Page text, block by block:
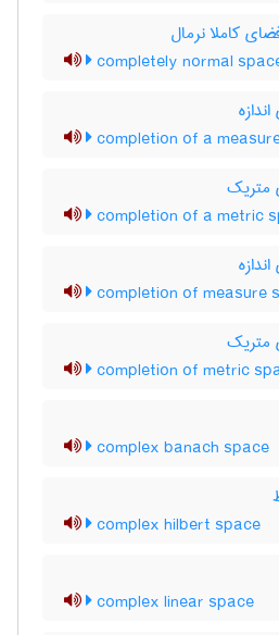
کاملا نرمال
completely normal
completion of a
متریک
completion of a metric
completion of measure
متریک
completion of metric
complex banach space
complex hilbert space
complex linear space